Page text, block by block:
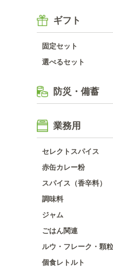
ギフト
固定セット
選べるセット
防災・備蓄
業務用
セレクトスパイス
赤缶カレー粉
スパイス（香辛料）
調味料
ジャム
ごはん関連
ルウ・フレーク・顆粒
個食レトルト